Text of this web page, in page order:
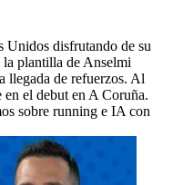
Unidos disfrutando de su
plantilla de Anselmi
llegada de refuerzos. Al
el debut en A Coruña.
sobre running e IA con